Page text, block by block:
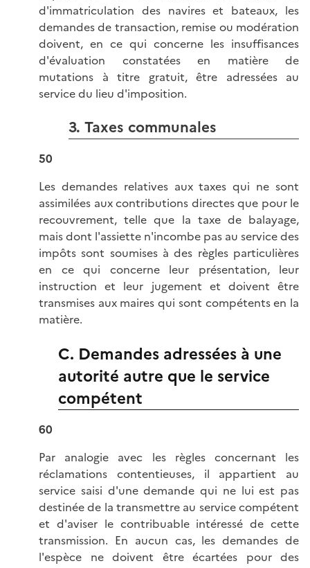
d'immatriculation des navires et bateaux, les
demandes de transaction, remise ou modération
doivent, en ce qui concerne les insuffisances
d'évaluation constatées en matière de
mutations à titre gratuit, être adressées au
service du lieu d'imposition.
3. Taxes communales
50
Les demandes relatives aux taxes qui ne sont
assimilées aux contributions directes que pour le
recouvrement, telle que la taxe de balayage,
mais dont l'assiette n'incombe pas au service des
impôts sont soumises à des règles particulières
en ce qui concerne leur présentation, leur
instruction et leur jugement et doivent être
transmises aux maires qui sont compétents en la
matière.
C. Demandes adressées à une
autorité autre que le service
compétent
60
Par analogie avec les règles concernant les
réclamations contentieuses, il appartient au
service saisi d'une demande qui ne lui est pas
destinée de la transmettre au service compétent
et d'aviser le contribuable intéressé de cette
transmission. En aucun cas, les demandes de
l'espèce ne doivent être écartées pour des